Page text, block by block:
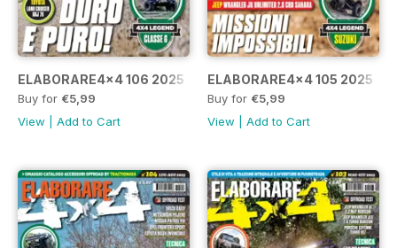
ELABORARE4x4 106 2025
Buy for €5,99
View
Add to Cart
ELABORARE4x4 105 2025
Buy for €5,99
View
Add to Cart